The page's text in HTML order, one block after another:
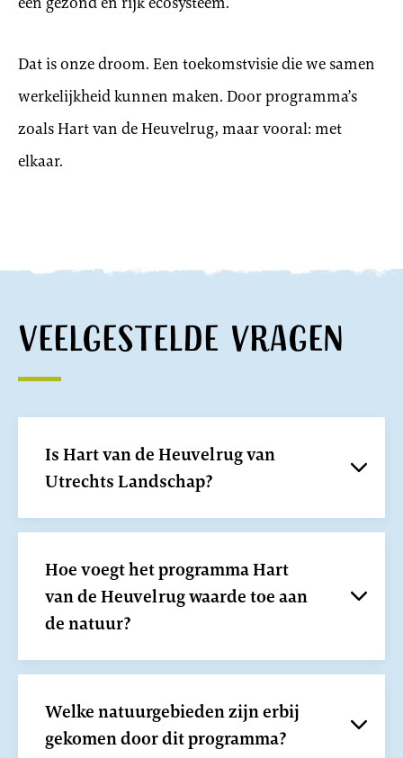
Dat is onze droom. Een toekomstvisie die we samen
werkelijkheid kunnen maken. Door programma’s
zoals Hart van de Heuvelrug, maar vooral: met
elkaar.
Veelgestelde vragen
Is Hart van de Heuvelrug van
Utrechts Landschap?
Hoe voegt het programma Hart
van de Heuvelrug waarde toe aan
de natuur?
Welke natuurgebieden zijn erbij
gekomen door dit programma?